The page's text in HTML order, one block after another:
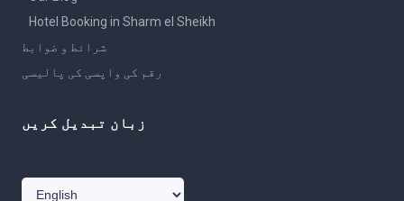
Hotel Booking in Sharm el Sheikh
شرائط و ضوابط
رقم کی واپسی کی پالیسی
زبان تبدیل کریں